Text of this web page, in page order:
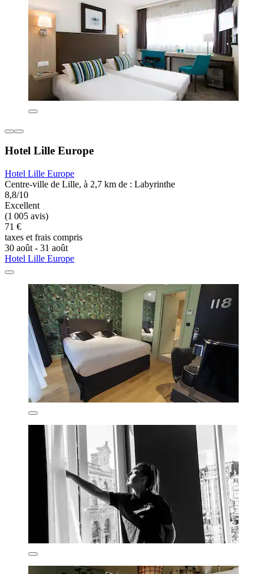
Hotel Lille Europe
Hotel Lille Europe
Centre-ville de Lille, à 2,7 km de : Labyrinthe
8,8/10
Excellent
(1 005 avis)
71 €
taxes et frais compris
30 août - 31 août
Hotel Lille Europe